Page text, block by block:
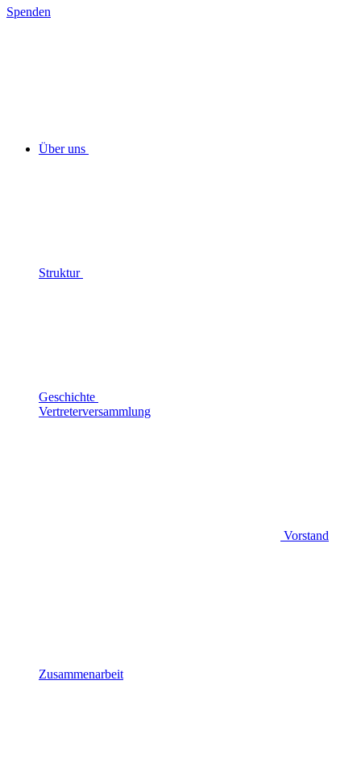
Spenden
Über uns
Struktur
Geschichte
Vertreterversammlung
Vorstand
Zusammenarbeit